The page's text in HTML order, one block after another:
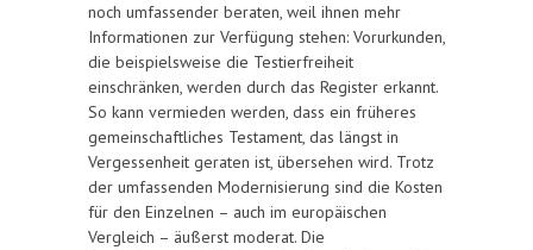
noch umfassender beraten, weil ihnen mehr
Informationen zur Verfügung stehen: Vorurkunden,
die beispielsweise die Testierfreiheit
einschränken, werden durch das Register erkannt.
So kann vermieden werden, dass ein früheres
gemeinschaftliches Testament, das längst in
Vergessenheit geraten ist, übersehen wird. Trotz
der umfassenden Modernisierung sind die Kosten
für den Einzelnen – auch im europäischen
Vergleich – äußerst moderat. Die